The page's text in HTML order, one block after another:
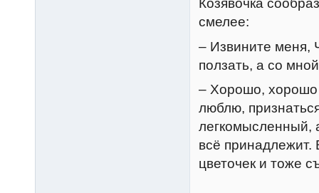
Козявочка
смелее:
– Извините
ползать, а со
– Хорошо,
люблю,
легкомысленный,
всё принадлежит.
цветочек и тоже